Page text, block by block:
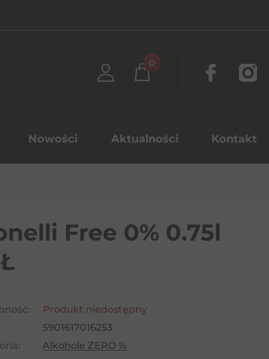
0
Nowości Aktualności Kontakt
Free 0% 0.75l
Produkt niedostępny
5901617016253
Alkohole ZERO %